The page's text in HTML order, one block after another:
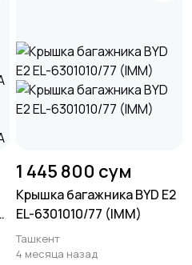
1 445 800 сум
Крышка багажника BYD E2
EL-6301010/77 (IMM)
Ташкент
4 месяца назад